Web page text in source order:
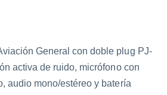
General con doble plug PJ-
activa de ruido, micrófono con
audio mono/estéreo y batería